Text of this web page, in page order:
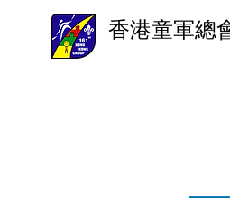
香港童軍總